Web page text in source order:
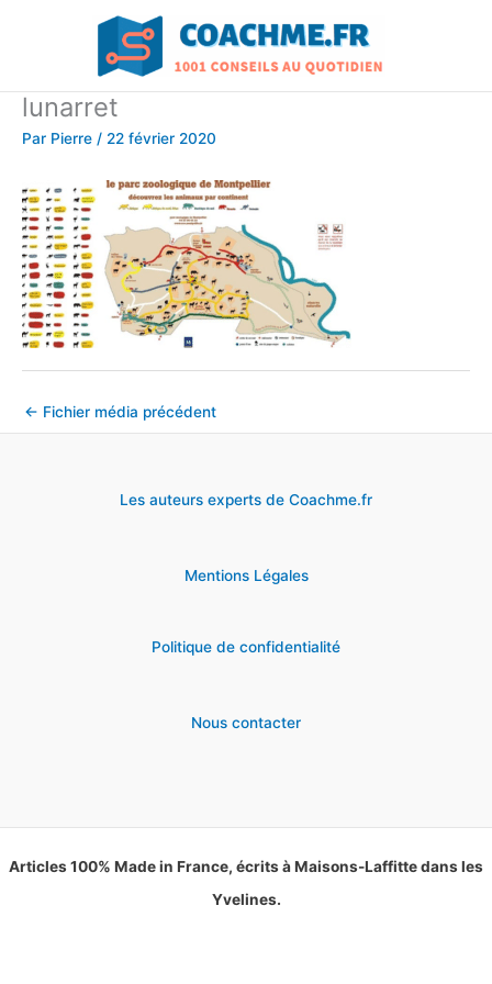
lunarret
Par Pierre / 22 février 2020
← Fichier média précédent
Les auteurs experts de Coachme.fr
Mentions Légales
Politique de confidentialité
Nous contacter
Articles 100% Made in France, écrits à Maisons-Laffitte dans les
Yvelines.